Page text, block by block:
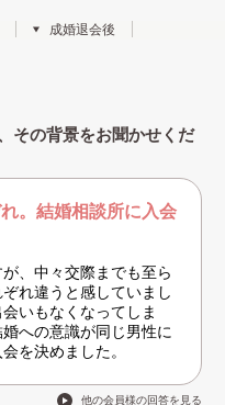
成婚退会後
その背景をお聞かせくだ
。結婚相談所に入会
、中々交際までも至ら
れ違うと感していまし
いもなくなってしま
への意識が同じ男性に
を決めました。
他の会員様の回答を見る